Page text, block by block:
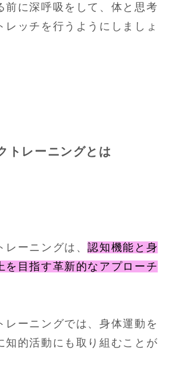
前に深呼吸をして、体と思考
レッチを行うようにしましょ
トレーニングとは
レーニングは、認知機能と身
を目指す革新的なアプローチ
レーニングでは、身体運動を
知的活動にも取り組むことが